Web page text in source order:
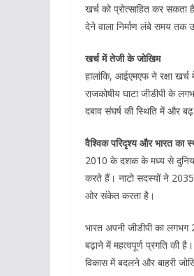
खर्च को प्रोत्साहित कर
देने वाला निर्माण लंबे समय तक
खर्च में तेजी के जोखिम
हालांकि, आईएमएफ ने रक्षा खर्च
राजकोषीय घाटा जीडीपी के
दबाव संघर्ष की स्थिति में और
वैश्विक परिदृश्य और भारत का
2010 के दशक के मध्य से दुनिया
करते हैं। नाटो सदस्यों ने 2035
ओर संकेत करता है।
भारत अपनी जीडीपी का लगभग
बढ़ाने में महत्वपूर्ण प्रगति की
विकास में बदलने और बाहरी